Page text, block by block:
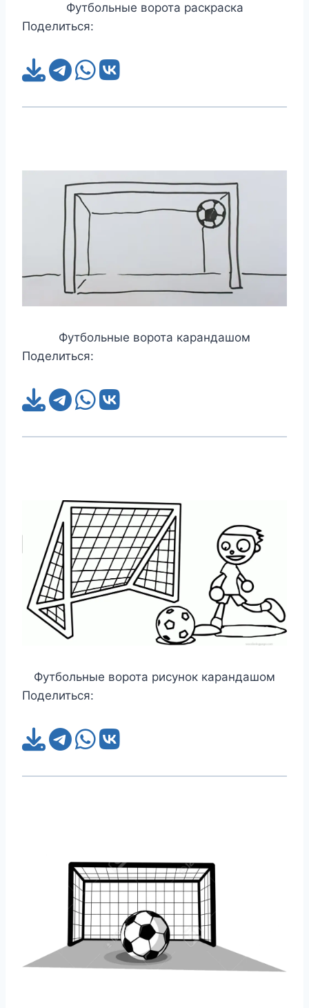
Футбольные ворота раскраска
Поделиться:
Футбольные ворота карандашом
Поделиться:
Футбольные ворота рисунок карандашом
Поделиться: